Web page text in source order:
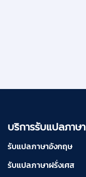
บริการรับแปลภาษา
รับแปลภาษาอังกฤษ
รับแปลภาษาฝรั่งเศส